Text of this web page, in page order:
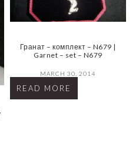
Гранат – комплект – N679 |
Garnet – set – N679
MARCH 30, 2014
READ MORE